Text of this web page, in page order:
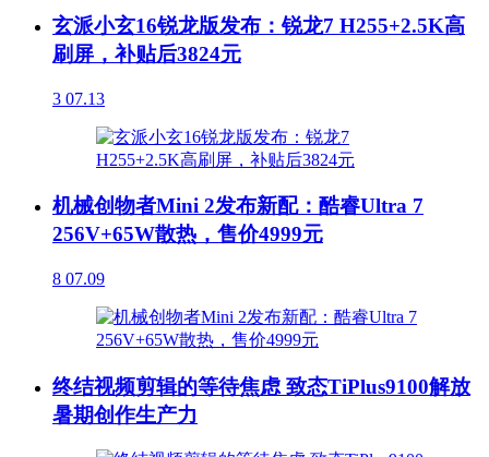
玄派小玄16锐龙版发布：锐龙7 H255+2.5K高
刷屏，补贴后3824元
3 07.13
机械创物者Mini 2发布新配：酷睿Ultra 7
256V+65W散热，售价4999元
8 07.09
终结视频剪辑的等待焦虑 致态TiPlus9100解放
暑期创作生产力